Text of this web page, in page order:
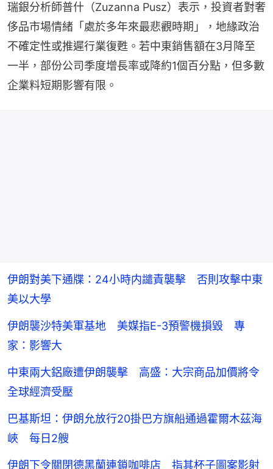
瑞銀分析師普什（Zuzanna Pusz）表示，投資者對奢
侈品市場情緒「處於多年來最悲觀時期」，地緣政治
不確定性或推遲行業復甦。若中東銷售額在3月降至
一半，部份公司季度增長率或降約1個百分點，但多數
企業料短期影響有限。
伊朗對美下通牒：24小時内譴責襲擊 否則攻擊中東
美以大學
伊朗襲沙特美軍基地 美媒指E-3預警機損毀 專
家：影響大
中東兩大鋁廠遭伊朗襲擊 高盛：大宗商品加價將令
全球經濟受壓
巴基斯坦：伊朗允放行20掛巴方旗船通過霍爾木茲海
峽 每日2艘
伊朗下令關閉德黑蘭連鎖咖啡店 指其杯子圖案影射